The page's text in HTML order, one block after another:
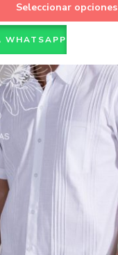
Seleccionar opciones
WHATSAPP